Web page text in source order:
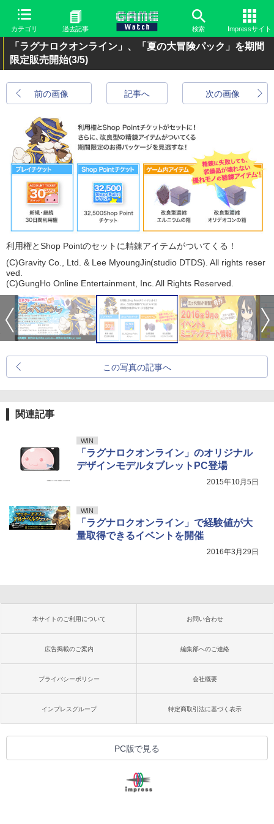
カテゴリ 過去記事 検索 Impressサイト
「ラグナロクオンライン」、「夏の大冒険パック」を期間
限定販売開始(3/5)
前の画像 次の画像
記事へ
利用権とShop Pointのセットに精錬アイテムがついてくる！
(C)Gravity Co., Ltd. & Lee MyoungJin(studio DTDS). All rights reser
ved.
(C)GungHo Online Entertainment, Inc. All Rights Reserved.
この写真の記事へ
関連記事
WIN
「ラグナロクオンライン」のオリジナル
デザインモデルタブレットPC登場
2015年10月5日
WIN
「ラグナロクオンライン」で経験値が大
量取得できるイベントを開催
2016年3月29日
本サイトのご利用について お問い合わせ
広告掲載のご案内 編集部へのご連絡
プライバシーポリシー 会社概要
インプレスグループ 特定商取引法に基づく表示
PC版で見る